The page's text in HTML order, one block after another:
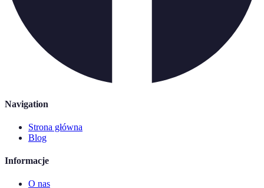
Navigation
Strona główna
Blog
Informacje
O nas